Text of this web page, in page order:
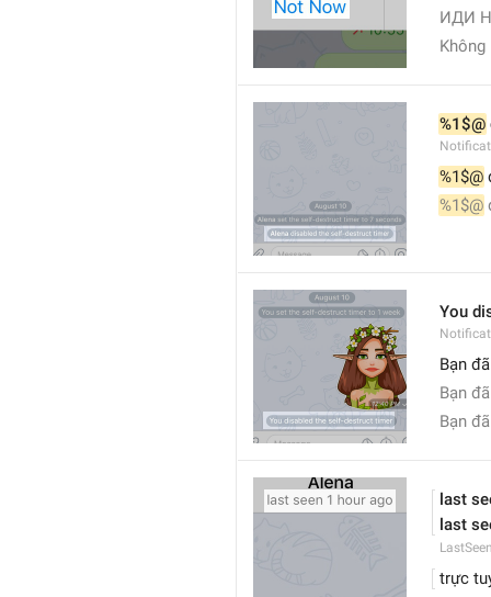
ИДИ
Không
%1$@
%1$@
%1$@
You
Bạn
Bạn
Bạn
last
last
trực